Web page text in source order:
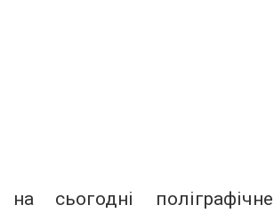
сьогодні поліграфічне